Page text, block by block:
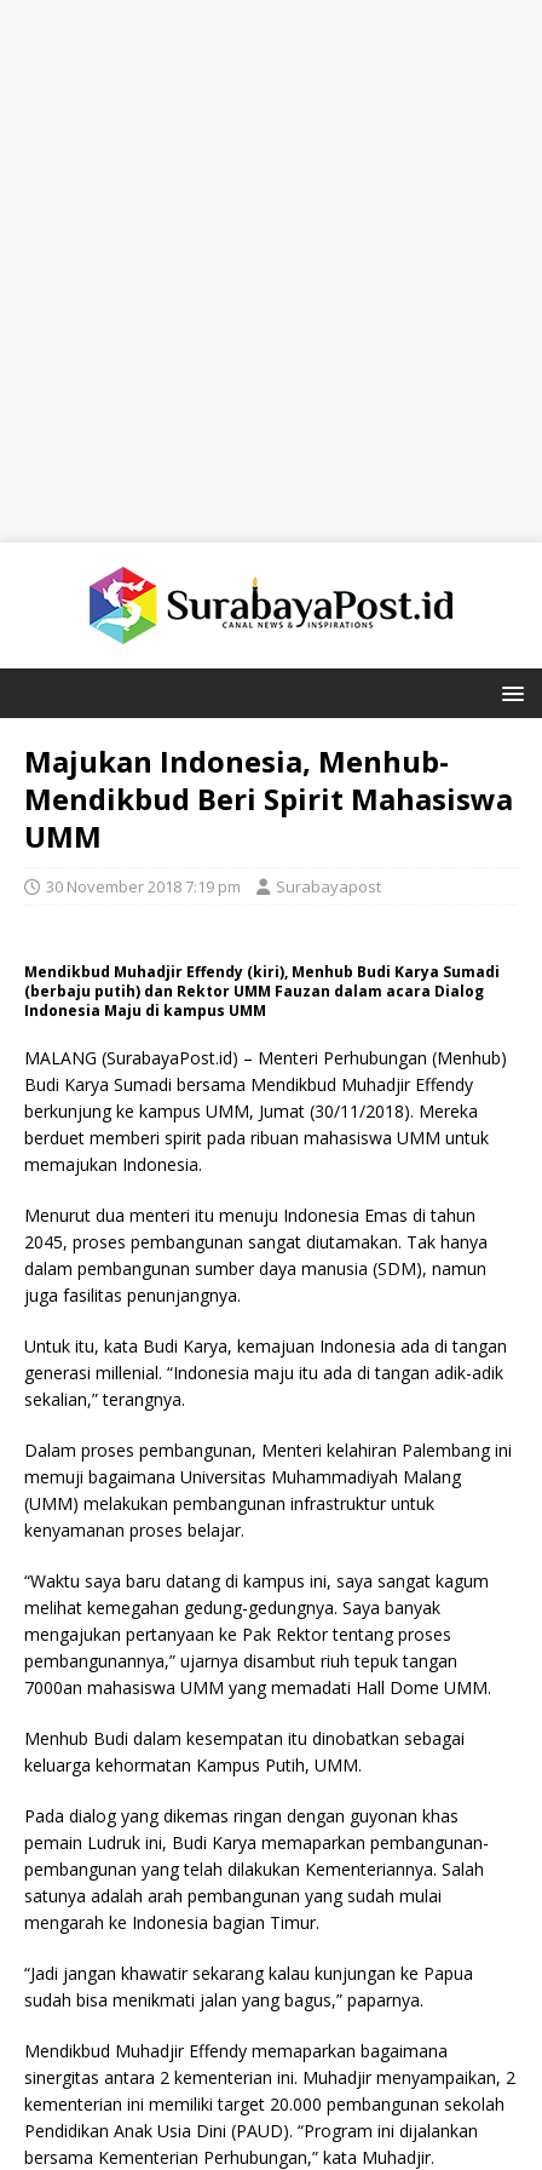
Majukan Indonesia, Menhub-
Mendikbud Beri Spirit Mahasiswa
UMM
30 November 2018 7:19 pm Surabayapost
Mendikbud Muhadjir Effendy (kiri), Menhub Budi Karya Sumadi
(berbaju putih) dan Rektor UMM Fauzan dalam acara Dialog
Indonesia Maju di kampus UMM
MALANG (SurabayaPost.id) – Menteri Perhubungan (Menhub)
Budi Karya Sumadi bersama Mendikbud Muhadjir Effendy
berkunjung ke kampus UMM, Jumat (30/11/2018). Mereka
berduet memberi spirit pada ribuan mahasiswa UMM untuk
memajukan Indonesia.
Menurut dua menteri itu menuju Indonesia Emas di tahun
2045, proses pembangunan sangat diutamakan. Tak hanya
dalam pembangunan sumber daya manusia (SDM), namun
juga fasilitas penunjangnya.
Untuk itu, kata Budi Karya, kemajuan Indonesia ada di tangan
generasi millenial. “Indonesia maju itu ada di tangan adik-adik
sekalian,” terangnya.
Dalam proses pembangunan, Menteri kelahiran Palembang ini
memuji bagaimana Universitas Muhammadiyah Malang
(UMM) melakukan pembangunan infrastruktur untuk
kenyamanan proses belajar.
“Waktu saya baru datang di kampus ini, saya sangat kagum
melihat kemegahan gedung-gedungnya. Saya banyak
mengajukan pertanyaan ke Pak Rektor tentang proses
pembangunannya,” ujarnya disambut riuh tepuk tangan
7000an mahasiswa UMM yang memadati Hall Dome UMM.
Menhub Budi dalam kesempatan itu dinobatkan sebagai
keluarga kehormatan Kampus Putih, UMM.
Pada dialog yang dikemas ringan dengan guyonan khas
pemain Ludruk ini, Budi Karya memaparkan pembangunan-
pembangunan yang telah dilakukan Kementeriannya. Salah
satunya adalah arah pembangunan yang sudah mulai
mengarah ke Indonesia bagian Timur.
“Jadi jangan khawatir sekarang kalau kunjungan ke Papua
sudah bisa menikmati jalan yang bagus,” paparnya.
Mendikbud Muhadjir Effendy memaparkan bagaimana
sinergitas antara 2 kementerian ini. Muhadjir menyampaikan, 2
kementerian ini memiliki target 20.000 pembangunan sekolah
Pendidikan Anak Usia Dini (PAUD). “Program ini dijalankan
bersama Kementerian Perhubungan,” kata Muhadjir.